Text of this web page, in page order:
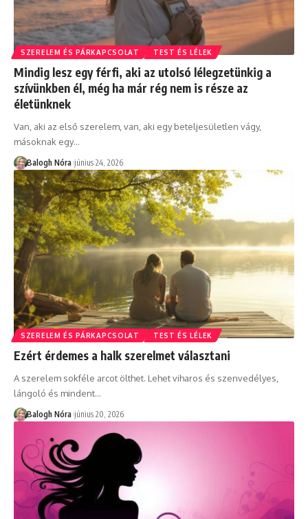
SZERELEM ÉS PÁRKAPCSOLAT TEST ÉS LÉLEK
Mindig lesz egy férfi, aki az utolsó lélegzetünkig a
szívünkben él, még ha már rég nem is része az
életünknek
Van, aki az első szerelem, van, aki egy beteljesületlen vágy,
másoknak egy…
Balogh Nóra június 24, 2026
SZERELEM ÉS PÁRKAPCSOLAT TEST ÉS LÉLEK
Ezért érdemes a halk szerelmet választani
A szerelem sokféle arcot ölthet. Lehet viharos és szenvedélyes,
lángoló és mindent…
Balogh Nóra június 20, 2026